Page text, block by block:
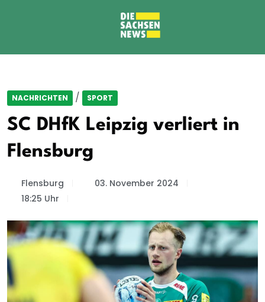
NACHRICHTEN / SPORT
SC DHfK Leipzig verliert in
Flensburg
Flensburg
03. November 2024
18:25 Uhr